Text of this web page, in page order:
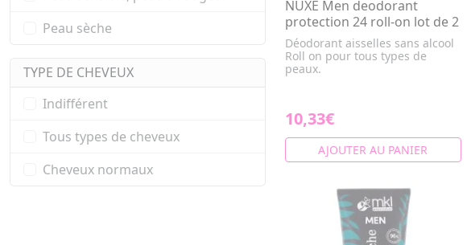
NUXE Men deodorant
protection 24 roll-on lot de 2
Déodorant aisselles sans alcool
Roll on pour tous types de
peaux.
10,33€
AJOUTER AU PANIER
Peau sèche
TYPE DE CHEVEUX
Indifférent
Tous types de cheveux
Cheveux normaux